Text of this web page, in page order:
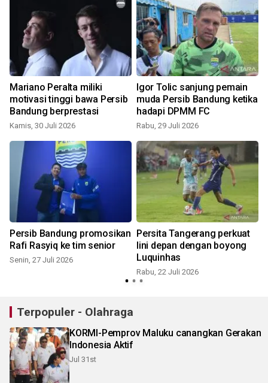
Mariano Peralta miliki
motivasi tinggi bawa Persib
Bandung berprestasi
Kamis, 30 Juli 2026
Igor Tolic sanjung pemain
muda Persib Bandung ketika
hadapi DPMM FC
Rabu, 29 Juli 2026
Persib Bandung promosikan
Rafi Rasyiq ke tim senior
Senin, 27 Juli 2026
Persita Tangerang perkuat
lini depan dengan boyong
Luquinhas
Rabu, 22 Juli 2026
Terpopuler - Olahraga
KORMI-Pemprov Maluku canangkan Gerakan
Indonesia Aktif
Jul 31st